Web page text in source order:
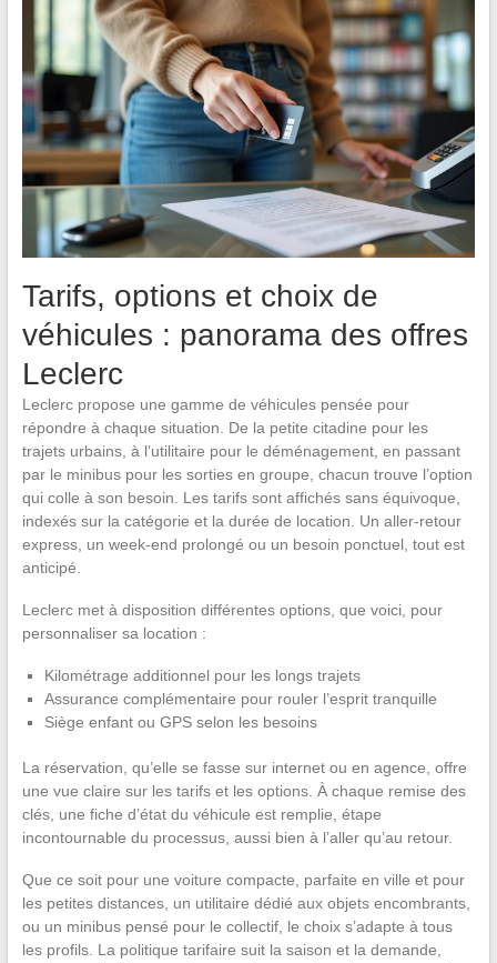
Tarifs, options et choix de
véhicules : panorama des offres
Leclerc
Leclerc propose une gamme de véhicules pensée pour
répondre à chaque situation. De la petite citadine pour les
trajets urbains, à l’utilitaire pour le déménagement, en passant
par le minibus pour les sorties en groupe, chacun trouve l’option
qui colle à son besoin. Les tarifs sont affichés sans équivoque,
indexés sur la catégorie et la durée de location. Un aller-retour
express, un week-end prolongé ou un besoin ponctuel, tout est
anticipé.
Leclerc met à disposition différentes options, que voici, pour
personnaliser sa location :
Kilométrage additionnel pour les longs trajets
Assurance complémentaire pour rouler l’esprit tranquille
Siège enfant ou GPS selon les besoins
La réservation, qu’elle se fasse sur internet ou en agence, offre
une vue claire sur les tarifs et les options. À chaque remise des
clés, une fiche d’état du véhicule est remplie, étape
incontournable du processus, aussi bien à l’aller qu’au retour.
Que ce soit pour une voiture compacte, parfaite en ville et pour
les petites distances, un utilitaire dédié aux objets encombrants,
ou un minibus pensé pour le collectif, le choix s’adapte à tous
les profils. La politique tarifaire suit la saison et la demande,